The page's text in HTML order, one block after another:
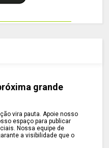
grande
vira pauta. Apoie nosso
espaço para publicar
Nossa equipe de
a visibilidade que o